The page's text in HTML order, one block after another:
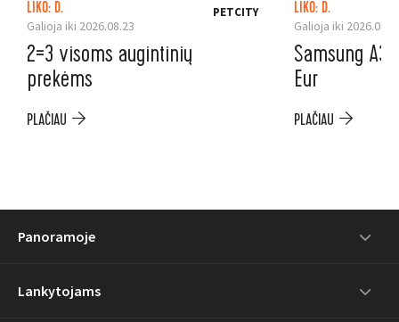
LIKO: D.
Galioja iki 2026.08.23
PETCITY
2=3 visoms augintinių
prekėms
PLAČIAU
LIKO: D.
Galioja iki
Samsung
Eur
PLAČIAU
Panoramoje
Lankytojams